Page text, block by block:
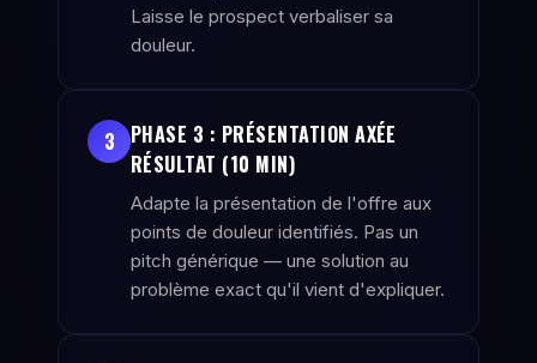
Laisse le prospect verbaliser sa
douleur.
3
PHASE 3 : PRÉSENTATION AXÉE
RÉSULTAT (10 MIN)
Adapte la présentation de l'offre aux
points de douleur identifiés. Pas un
pitch générique — une solution au
problème exact qu'il vient d'expliquer.